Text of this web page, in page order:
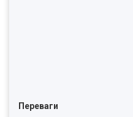
Переваги